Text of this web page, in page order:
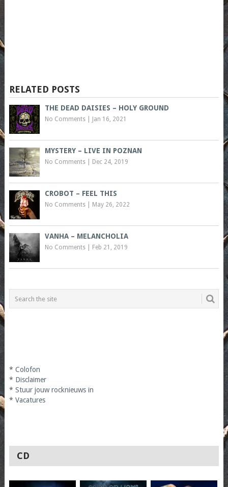
RELATED POSTS
THE DEAD DAISIES – HOLY GROUND
No Comments| Jan 16, 2021
MYSTERY – LIVE IN POZNAN
No Comments| Dec 24, 2019
CROBOT – FEEL THIS
No Comments| May 26, 2022
VANHA – MELANCHOLIA
No Comments| Feb 21, 2019
* Colofon
* Disclaimer
* Stuur jouw rocknieuws in
* Vacatures
CD